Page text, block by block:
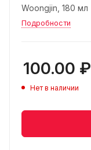
Woongjin, 180 мл
Подробности
100.00 ₽
Нет в наличии